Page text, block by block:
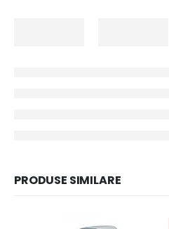
PRODUSE SIMILARE